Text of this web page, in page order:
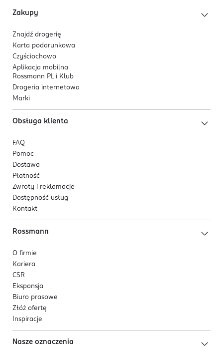
Zakupy
Znajdź drogerię
Karta podarunkowa
Czyściochowo
Aplikacja mobilna
Rossmann PL i Klub
Drogeria internetowa
Marki
Obsługa klienta
FAQ
Pomoc
Dostawa
Płatność
Zwroty i reklamacje
Dostępność usług
Kontakt
Rossmann
O firmie
Kariera
CSR
Ekspansja
Biuro prasowe
Złóż ofertę
Inspiracje
Nasze oznaczenia